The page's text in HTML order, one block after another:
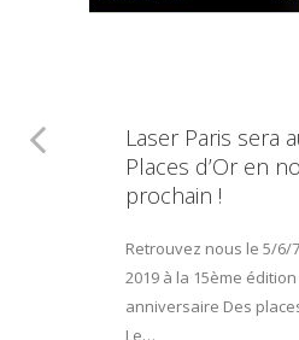
Laser Paris sera
Places d’Or en
prochain !
Retrouvez nous le 5/6/
2019 à la 15ème
anniversaire Des
Le…